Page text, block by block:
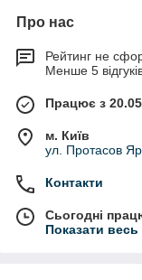
Про нас
Рейтинг не
Менше 5
Працює з
м. Київ
ул. Протасов
Контакти
Сьогодні
Показати